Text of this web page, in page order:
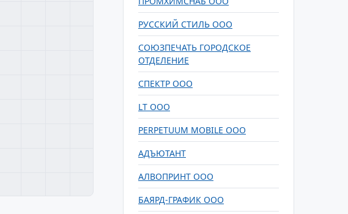
РУССКИЙ СТИЛЬ ООО
СОЮЗПЕЧАТЬ ГОРОДСКОЕ
ОТДЕЛЕНИЕ
СПЕКТР ООО
LT ООО
PERPETUUM MOBILE ООО
АДЪЮТАНТ
АЛВОПРИНТ ООО
БАЯРД-ГРАФИК ООО